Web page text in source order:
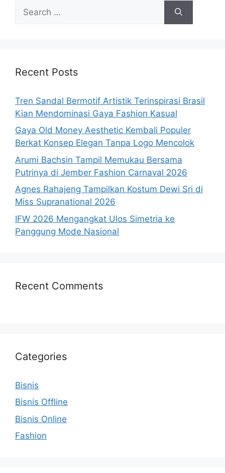
for:
Recent Posts
Tren Sandal Bermotif Artistik Terinspirasi Brasil
Kian Mendominasi Gaya Fashion Kasual
Gaya Old Money Aesthetic Kembali Populer
Berkat Konsep Elegan Tanpa Logo Mencolok
Arumi Bachsin Tampil Memukau Bersama
Putrinya di Jember Fashion Carnaval 2026
Agnes Rahajeng Tampilkan Kostum Dewi Sri di
Miss Supranational 2026
IFW 2026 Mengangkat Ulos Simetria ke
Panggung Mode Nasional
Recent Comments
Categories
Bisnis
Bisnis Offline
Bisnis Online
Fashion